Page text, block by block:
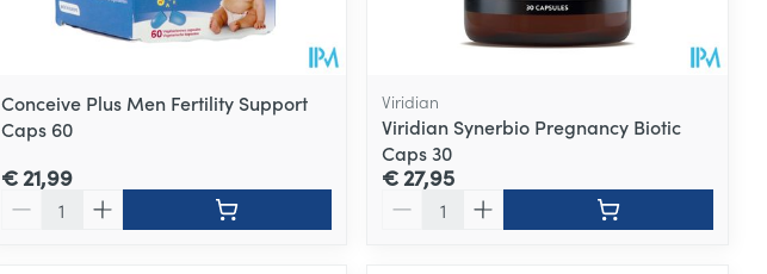
Conceive Plus Men Fertility Support
Caps 60
€ 21,99
Viridian
Viridian Synerbio Pregnancy Biotic
Caps 30
€ 27,95